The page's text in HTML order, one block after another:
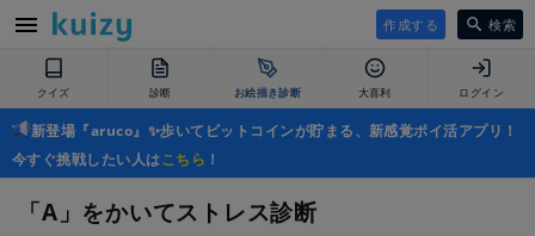
作成する 検索
クイズ 診断 お絵描き診断 大喜利 ログイン
新登場『aruco』✨歩いてビットコインが貯まる、新感覚ポイ活アプリ！
今すぐ挑戦したい人はこちら ！
「A」をかいてストレス診断